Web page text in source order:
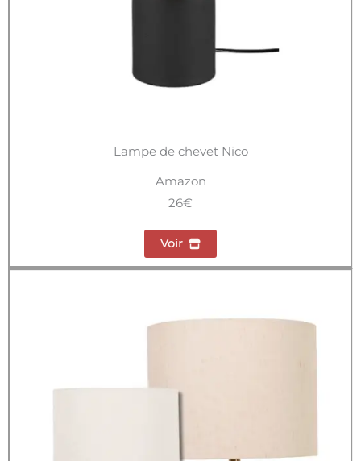
Lampe de chevet Nico
Amazon
26€
Voir